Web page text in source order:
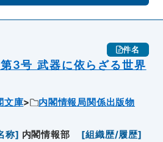
件名
3号 武器に依らざる世界
文庫
内閣情報局関係出版物
称] 内閣情報部 [組織歴/履歴]